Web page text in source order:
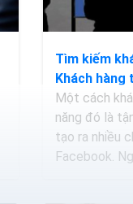
Tìm kiếm
Khách hàng
Một cách
năng đó là
tạo ra nhiều
Facebook.